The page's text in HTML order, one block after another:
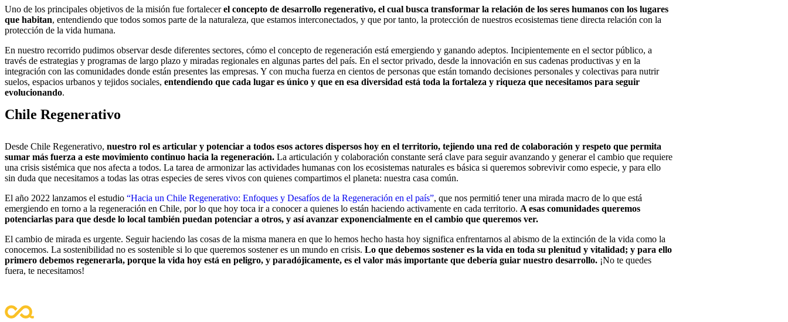
Uno de los principales objetivos de la misión fue fortalecerel concepto de desarrollo regenerativo, el cual busca transformar la relación de los seres humanos con los lugares
que habitan, entendiendo que todos somos parte de la naturaleza, que estamos interconectados, y que por tanto, la protección de nuestros ecosistemas tiene directa relación con la
protección de la vida humana.
En nuestro recorrido pudimos observar desde diferentes sectores, cómo el concepto de regeneración está emergiendo y ganando adeptos. Incipientemente en el sector público, a
través de estrategias y programas de largo plazo y miradas regionales en algunas partes del país. En el sector privado, desde la innovación en sus cadenas productivas y en la
integración con las comunidades donde están presentes las empresas. Y con mucha fuerza en cientos de personas que están tomando decisiones personales y colectivas para nutrir
suelos, espacios urbanos y tejidos sociales, entendiendo que cada lugar es único y que en esa diversidad está toda la fortaleza y riqueza que necesitamos para seguir
evolucionando.
Chile Regenerativo
Desde Chile Regenerativo, nuestro rol es articular y potenciar a todos esos actores dispersos hoy en el territorio, tejiendo una red de colaboración y respeto que permita
sumar más fuerza a este movimiento continuo hacia la regeneración. La articulación y colaboración constante será clave para seguir avanzando y generar el cambio que requiere
una crisis sistémica que nos afecta a todos. La tarea de armonizar las actividades humanas con los ecosistemas naturales es básica si queremos sobrevivir como especie, y para ello
sin duda que necesitamos a todas las otras especies de seres vivos con quienes compartimos el planeta: nuestra casa común.
El año 2022 lanzamos el estudio “Hacia un Chile Regenerativo: Enfoques y Desafíos de la Regeneración en el país”, que nos permitió tener una mirada macro de lo que está
emergiendo en torno a la regeneración en Chile, por lo que hoy toca ir a conocer a quienes lo están haciendo activamente en cada territorio. A esas comunidades queremos
potenciarlas para que desde lo local también puedan potenciar a otros, y así avanzar exponencialmente en el cambio que queremos ver.
El cambio de mirada es urgente. Seguir haciendo las cosas de la misma manera en que lo hemos hecho hasta hoy significa enfrentarnos al abismo de la extinción de la vida como la
conocemos. La sostenibilidad no es sostenible si lo que queremos sostener es un mundo en crisis. Lo que debemos sostener es la vida en toda su plenitud y vitalidad; y para ello
primero debemos regenerarla, porque la vida hoy está en peligro, y paradójicamente, es el valor más importante que debería guiar nuestro desarrollo. ¡No te quedes
fuera, te necesitamos!